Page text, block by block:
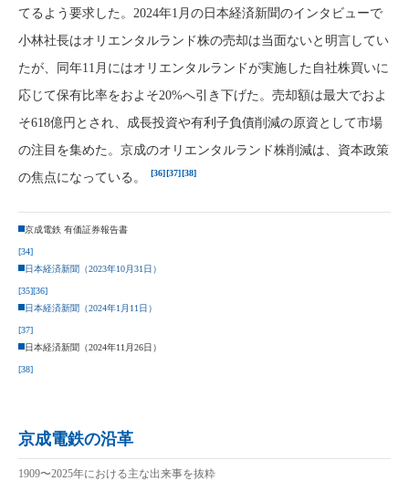
てるよう要求した。2024年1月の日本経済新聞のインタビューで
小林社長はオリエンタルランド株の売却は当面ないと明言してい
たが、同年11月にはオリエンタルランドが実施した自社株買いに
応じて保有比率をおよそ20%へ引き下げた。売却額は最大でおよ
そ618億円とされ、成長投資や有利子負債削減の原資として市場
の注目を集めた。京成のオリエンタルランド株削減は、資本政策
の焦点になっている。
[36][37][38]
京成電鉄 有価証券報告書
[34]
日本経済新聞（2023年10月31日）
[35][36]
日本経済新聞（2024年1月11日）
[37]
日本経済新聞（2024年11月26日）
[38]
京成電鉄の沿革
1909〜2025年における主な出来事を抜粋